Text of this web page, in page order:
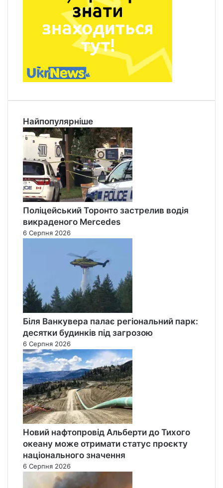
Найпопулярніше
Поліцейський Торонто застрелив водія
викраденого Mercedes
6 Серпня 2026
Біля Ванкувера палає регіональний парк:
десятки будинків під загрозою
6 Серпня 2026
Новий нафтопровід Альберти до Тихого
океану може отримати статус проєкту
національного значення
6 Серпня 2026